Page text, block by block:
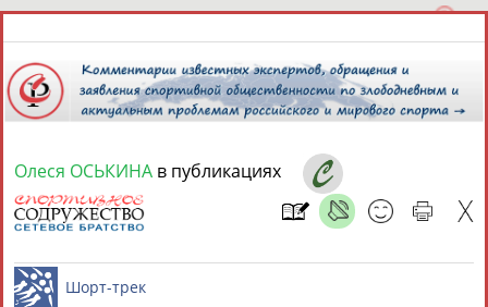
8 августа 2026 года,
СПОРТСМЕНЫ, ТРЕНЕРЫ И СПЕЦИАЛИСТЫ
Олеся ОСЬКИНА в публикациях